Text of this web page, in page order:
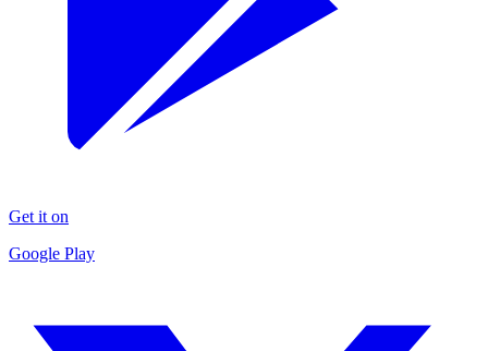
Get it on
Google Play